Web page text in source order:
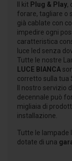
Il kit Plug & Play,
forare, tagliare o
già cablate con
impedire ogni
caratteristica
luce led senza
Tutte le nostre
LUCE BIANCA
corretto sulla tua
Il nostro servizio
decennale può
migliaia di
installazione.
Tutte le lampade
dotate di una